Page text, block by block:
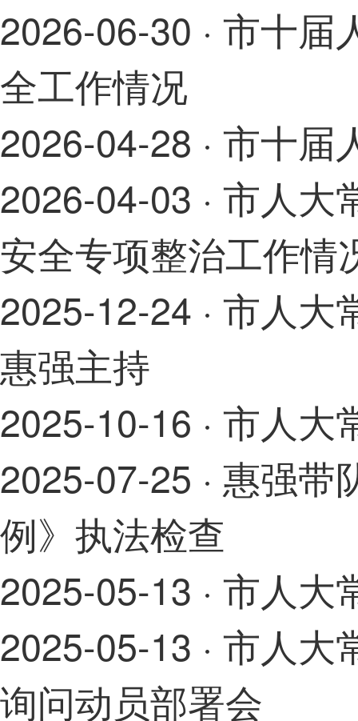
2026-06-30 · 市十
全工作情况
2026-04-28 · 市十
2026-04-03 · 市人
安全专项整治工作情
2025-12-24 · 市人
惠强主持
2025-10-16 · 市人
2025-07-25 · 惠强
例》执法检查
2025-05-13 · 市人
2025-05-13 · 市人
询问动员部署会